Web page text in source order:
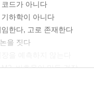
드가 아니다
하학이 아니다
한다, 고로 존재한다
을 짓다
비효율이 만든 걸작